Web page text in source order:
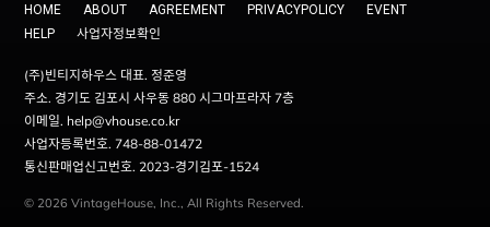
HOME ABOUT AGREEMENT PRIVACYPOLICY
EVENT
HELP
사업자정보확인
(주)빈티지하우스 대표. 정준영
주소. 경기도 김포시 사우동 880 시그마프라자 7층
이메일. help@vhouse.co.kr
사업자등록번호. 748-88-01472
통신판매업신고번호. 2023-경기김포-1524
© 2026 VintageHouse, Inc., All Rights Reserved.